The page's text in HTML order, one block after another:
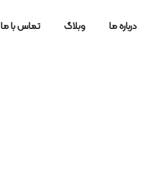
درباره ما وبلاگ تماس با ما